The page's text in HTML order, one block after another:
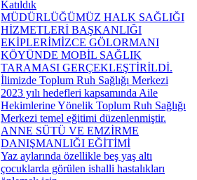
Katıldık
MÜDÜRLÜĞÜMÜZ HALK SAĞLIĞI
HİZMETLERİ BAŞKANLIĞI
EKİPLERİMİZCE GÖLORMANI
KÖYÜNDE MOBİL SAĞLIK
TARAMASI GERÇEKLEŞTİRİLDİ.
İlimizde Toplum Ruh Sağlığı Merkezi
2023 yılı hedefleri kapsamında Aile
Hekimlerine Yönelik Toplum Ruh Sağlığı
Merkezi temel eğitimi düzenlenmiştir.
ANNE SÜTÜ VE EMZİRME
DANIŞMANLIĞI EĞİTİMİ
Yaz aylarında özellikle beş yaş altı
çocuklarda görülen ishalli hastalıkları